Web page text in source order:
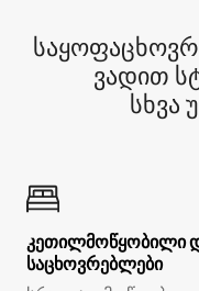
ვადით
სხვა
კეთილმოწყობილი
საცხოვრებლები